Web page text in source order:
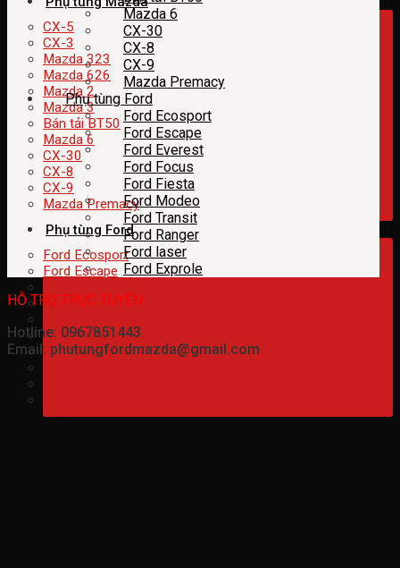
CX-5
CX-3
Mazda 323
Mazda 626
Mazda 2
Mazda 3
Bán tải BT50
Mazda 6
CX-30
CX-8
CX-9
Mazda Premacy
Phụ tùng Ford
Ford Ecosport
Ford Escape
Ford Focus
Ford Modeo
Ford Transit
Mazda 6
CX-30
CX-8
CX-9
Mazda Premacy
Phụ tùng Ford
Ford Ecosport
Ford Escape
Ford Everest
Ford Focus
Ford Fiesta
Ford Modeo
Ford Transit
Ford Ranger
Ford laser
Ford Exprole
HỖ TRỢ TRỰC TUYẾN
Hotline: 0967851443
Email: phutungfordmazda@gmail.com